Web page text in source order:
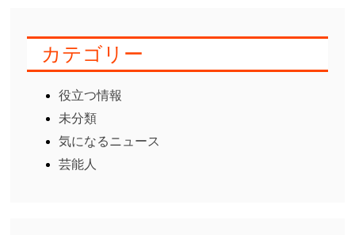
カテゴリー
役立つ情報
未分類
気になるニュース
芸能人